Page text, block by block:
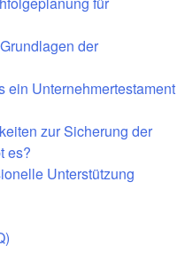
der
ein Unternehmertestament
zur Sicherung der
es?
Unterstützung